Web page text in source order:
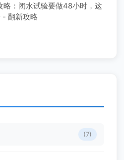
略：闭水试验要做48小时，这
- 翻新攻略
(7)